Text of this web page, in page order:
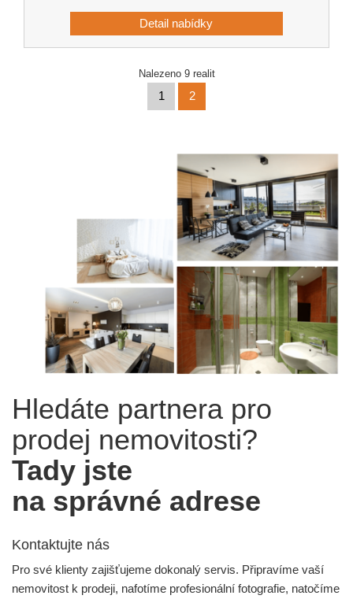
Nalezeno 9 realit
1 2
Hledáte partnera pro
prodej nemovitosti?
Tady jste
na správné adrese
Kontaktujte nás
Pro své klienty zajišťujeme dokonalý servis. Připravíme vaší
nemovitost k prodeji, nafotíme profesionální fotografie, natočíme